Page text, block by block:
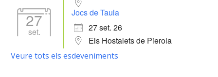
27
set.
Jocs de Taula
27 set. 26
Els Hostalets de Pierola
Veure tots els esdeveniments